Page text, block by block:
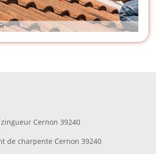
Cernon 39240
de charpente Cernon 39240